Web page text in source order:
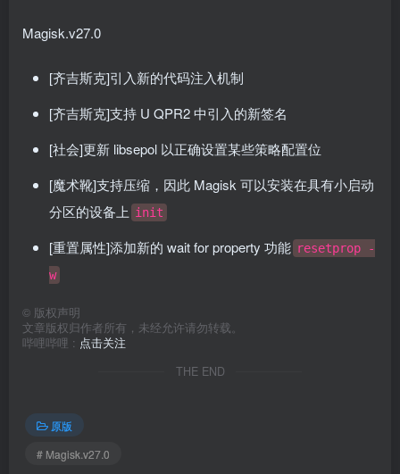
Magisk.v27.0
[齐吉斯克]引入新的代码注入机制
[齐吉斯克]支持 U QPR2 中引入的新签名
[社会]更新 libsepol 以正确设置某些策略配置位
[魔术靴]支持压缩，因此 Magisk 可以安装在具有小启动
分区的设备上 init
[重置属性]添加新的 wait for property 功能 resetprop -
w
© 版权声明
文章版权归作者所有，未经允许请勿转载。
哔哩哔哩 : 点击关注
THE END
原版
# Magisk.v27.0